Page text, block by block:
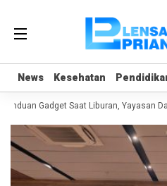
News Kesehatan
News Kesehatan
Gadget Saat Liburan, Yayasan